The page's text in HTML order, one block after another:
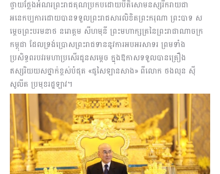
ថ្វាយថ្លែងអំណរ​ព្រះរាជគុណ​ប្រកបដោយបីតិសោមនស្សរីករាយជា
អនេកប្បការ​ដោយបានទទួល​ព្រះរាជ​សារ​លិខិតព្រះករុណា ព្រះបាទ ស
ម្តេចព្រះបរមនាថ នរោត្តម សីហមុនី ព្រះមហាក្សត្រ​នៃព្រះរាជាណាចក្រ
កម្ពុជា ដែលទ្រង់ប្រោសព្រះរាជទាននូវការអបអរសាទរ ព្រមទាំង​
ប្រសិទ្ធពរបវរមហាប្រសើរជូនសម្តេច ក្នុងឱកាសទទួលបានគ្រឿង
ឥស្សរិយយសថ្នាក់ខ្ពស់​បំផុត «ផូសៃឡានសាង» ពីលោក ថងលុន ស៊ី
សូលីត ប្រមុខរដ្ឋឡាវ។